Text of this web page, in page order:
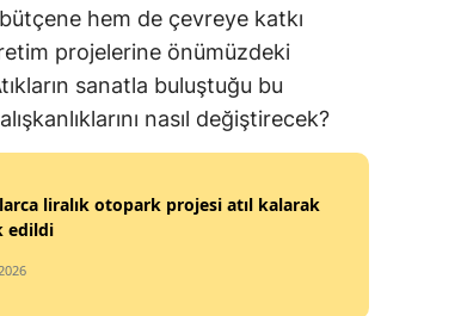
hem de çevreye katkı
projelerine önümüzdeki
sanatla buluştuğu bu
nasıl değiştirecek?
liralık otopark projesi atıl kalarak
edildi